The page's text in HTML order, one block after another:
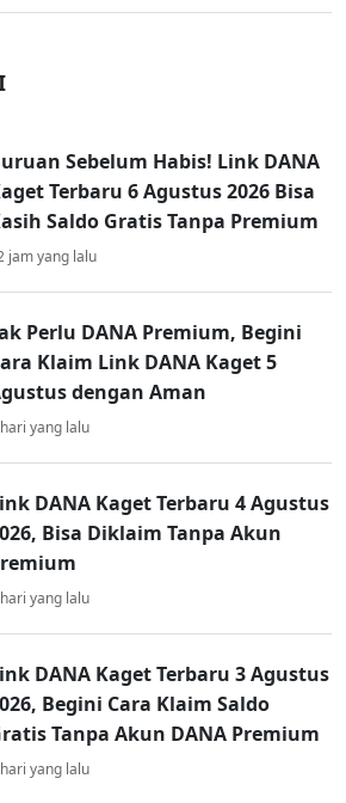
Sebelum Habis! Link DANA
Terbaru 6 Agustus 2026 Bisa
Saldo Gratis Tanpa Premium
jam yang lalu
Perlu DANA Premium, Begini
Klaim Link DANA Kaget 5
dengan Aman
yang lalu
DANA Kaget Terbaru 4 Agustus
Bisa Diklaim Tanpa Akun
yang lalu
DANA Kaget Terbaru 3 Agustus
Begini Cara Klaim Saldo
Tanpa Akun DANA Premium
yang lalu